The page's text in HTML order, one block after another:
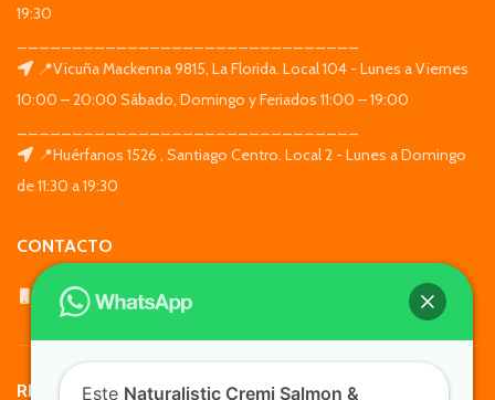
19:30
📍Vicuña Mackenna 9815, La Florida. Local 104 - Lunes a Viernes
10:00 – 20:00 Sábado, Domingo y Feriados 11:00 – 19:00
📍Huérfanos 1526 , Santiago Centro. Local 2 - Lunes a Domingo
de 11:30 a 19:30
CONTACTO
WhatsApp: +569 7564 4676
REDES SOCIALES
Este Naturalistic Cremi Salmon &